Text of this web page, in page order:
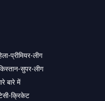
प्रीमियर-लीग
सुपर-लीग
बारे में
क्रिकेट